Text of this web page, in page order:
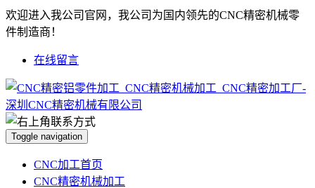
欢迎进入我公司官网，我公司为国内领先的CNC精密机械零
件制造商！
在线留言
Toggle navigation
CNC加工首页
CNC精密机械加工